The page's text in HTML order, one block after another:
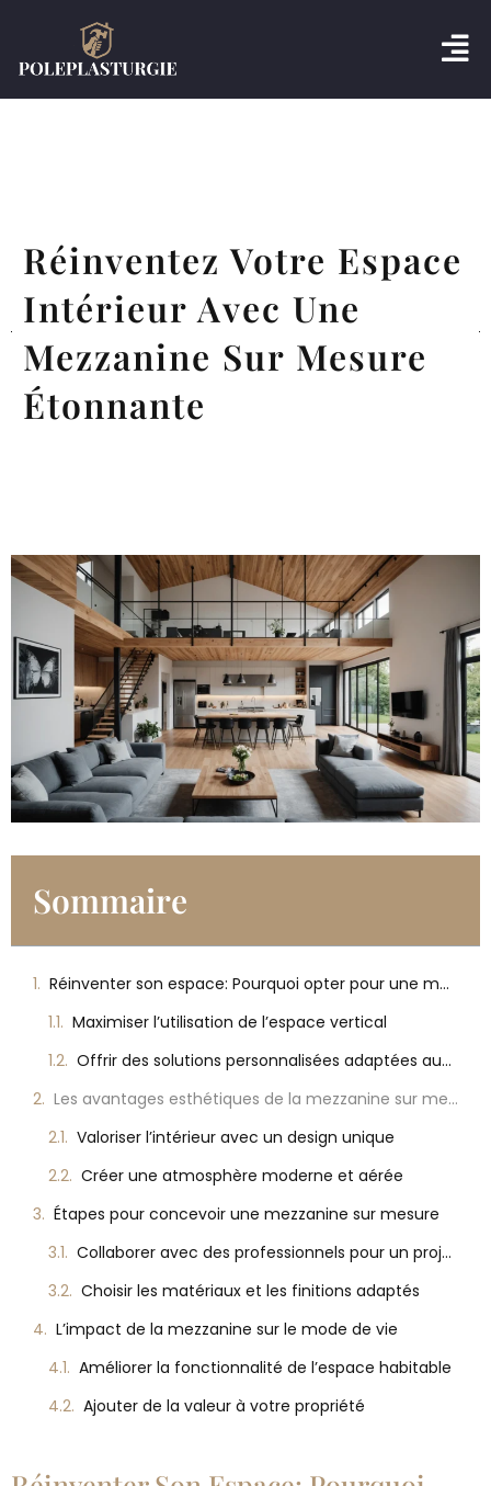
Réinventez Votre Espace
Intérieur Avec Une
Mezzanine Sur Mesure
Étonnante
Sommaire
Réinventer son espace: Pourquoi opter pour une mezzanine sur mesure?
Maximiser l’utilisation de l’espace vertical
Offrir des solutions personnalisées adaptées aux besoins spécifiques
Les avantages esthétiques de la mezzanine sur mesure
Valoriser l’intérieur avec un design unique
Créer une atmosphère moderne et aérée
Étapes pour concevoir une mezzanine sur mesure
Collaborer avec des professionnels pour un projet réussi
Choisir les matériaux et les finitions adaptés
L’impact de la mezzanine sur le mode de vie
Améliorer la fonctionnalité de l’espace habitable
Ajouter de la valeur à votre propriété